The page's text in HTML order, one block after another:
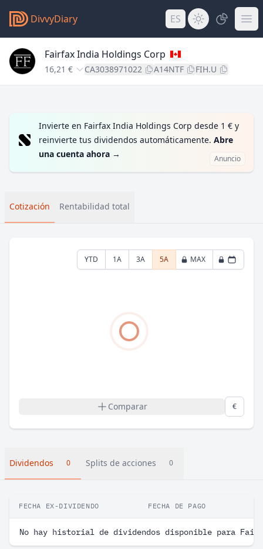
DivvyDiary ES
Fairfax India Holdings Corp
16,21 € CA3038971022 A14NTF FIH.U
Invierte en Fairfax India Holdings Corp desde 1 € y
reinvierte tus dividendos automáticamente. Abre
una cuenta ahora → Anuncio
Cotización Rentabilidad total
YTD 1A 3A 5A MAX
Comparar €
Dividendos 0 Splits de acciones 0
FECHA EX-DIVIDENDO FECHA DE PAGO
No hay historial de dividendos disponible para